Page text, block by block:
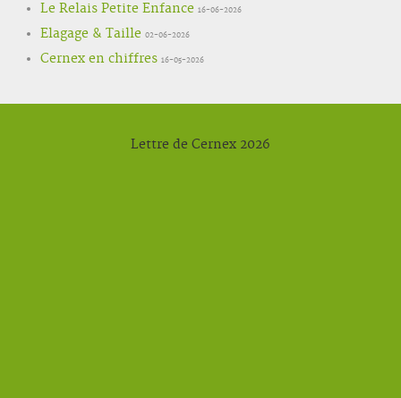
Le Relais Petite Enfance 16-06-2026
Elagage & Taille 02-06-2026
Cernex en chiffres 16-05-2026
Lettre de Cernex 2026